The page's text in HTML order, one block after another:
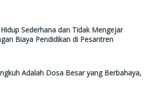
Sederhana dan Tidak Mengejar
Biaya Pendidikan di Pesantren
Adalah Dosa Besar yang Berbahaya,